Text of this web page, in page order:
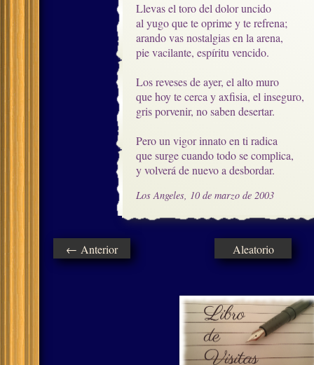
Llevas el toro del dolor uncido
al yugo que te oprime y te refrena;
arando vas nostalgias en la arena,
pie vacilante, espíritu vencido.
Los reveses de ayer, el alto muro
que hoy te cerca y axfisia, el inseguro,
gris porvenir, no saben desertar.
Pero un vigor innato en ti radica
que surge cuando todo se complica,
y volverá de nuevo a desbordar.
Los Angeles, 10 de marzo de 2003
← Anterior Aleatorio